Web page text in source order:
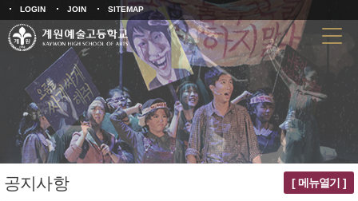
LOGIN JOIN SITEMAP
공지사항 [ 메뉴열기 ]